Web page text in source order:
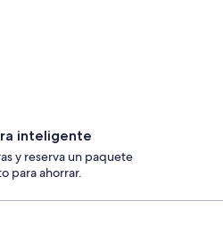
inteligente
y reserva un paquete
para ahorrar.